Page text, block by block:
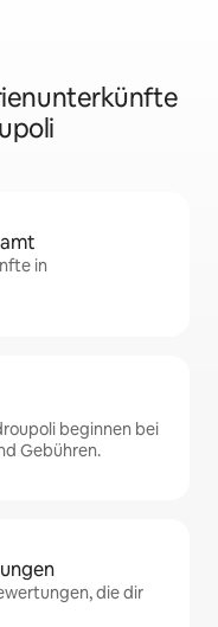
in
beginnen bei
Gebühren.
die dir